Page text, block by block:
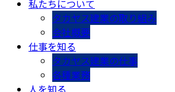
私たちについて
タカヤス建業の取り組み
会社概要
仕事を知る
タカヤス建業の仕事
各種業務
人を知る